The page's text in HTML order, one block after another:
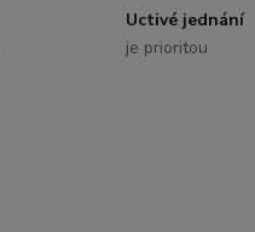
Uctivé jednání
je prioritou